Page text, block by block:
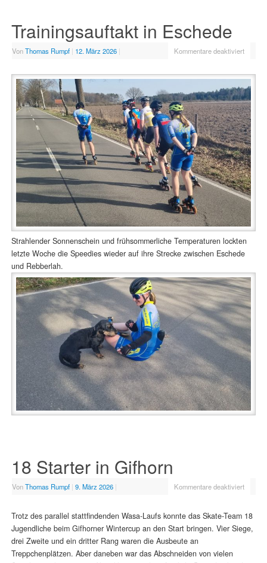
Trainingsauftakt in Eschede
VonThomas Rumpf | 12. März 2026 | Kommentare deaktiviert
Strahlender Sonnenschein und frühsommerliche Temperaturen lockten
letzte Woche die Speedies wieder auf ihre Strecke zwischen Eschede
und Rebberlah.
18 Starter in Gifhorn
VonThomas Rumpf | 9. März 2026 | Kommentare deaktiviert
Trotz des parallel stattfindenden Wasa-Laufs konnte das Skate-Team 18
Jugendliche beim Gifhorner Wintercup an den Start bringen. Vier Siege,
drei Zweite und ein dritter Rang waren die Ausbeute an
Treppchenplätzen. Aber daneben war das Abschneiden von vielen